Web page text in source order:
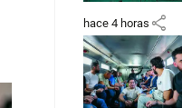
hace 4 horas share